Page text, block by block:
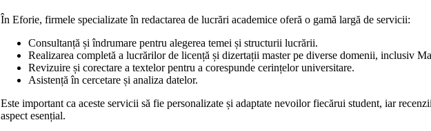
În Eforie, firmele specializate în redactarea de lucrări academice oferă o gamă largă de servicii:
Consultanță și îndrumare pentru alegerea temei și structurii lucrării.
Realizarea completă a lucrărilor de licență și dizertații master pe diverse domenii, inclusiv
Revizuire și corectare a textelor pentru a corespunde cerințelor universitare.
Asistență în cercetare și analiza datelor.
Este important ca aceste servicii să fie personalizate și adaptate nevoilor fiecărui student, iar
aspect esențial.